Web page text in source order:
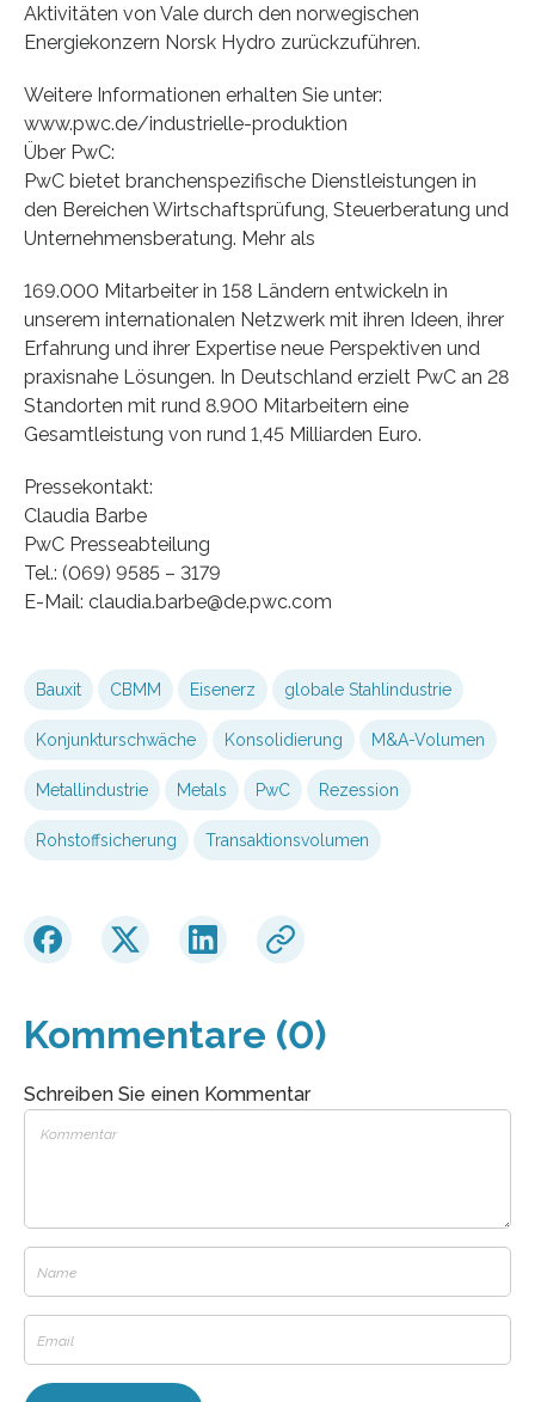
Aktivitäten von Vale durch den norwegischen
Energiekonzern Norsk Hydro zurückzuführen.
Weitere Informationen erhalten Sie unter:
www.pwc.de/industrielle-produktion
Über PwC:
PwC bietet branchenspezifische Dienstleistungen in
den Bereichen Wirtschaftsprüfung, Steuerberatung und
Unternehmensberatung. Mehr als
169.000 Mitarbeiter in 158 Ländern entwickeln in
unserem internationalen Netzwerk mit ihren Ideen, ihrer
Erfahrung und ihrer Expertise neue Perspektiven und
praxisnahe Lösungen. In Deutschland erzielt PwC an 28
Standorten mit rund 8.900 Mitarbeitern eine
Gesamtleistung von rund 1,45 Milliarden Euro.
Pressekontakt:
Claudia Barbe
PwC Presseabteilung
Tel.: (069) 9585 – 3179
E-Mail: claudia.barbe@de.pwc.com
Bauxit CBMM Eisenerz globale Stahlindustrie
Konjunkturschwäche Konsolidierung M&A-Volumen
Metallindustrie Metals PwC Rezession
Rohstoffsicherung Transaktionsvolumen
Kommentare (0)
Schreiben Sie einen Kommentar